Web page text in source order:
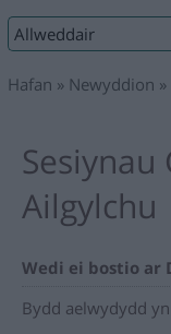
Chwilio:
Hafan Newyddion
Ailgylchu
Wedi ei bostio ar
Bydd aelwydydd